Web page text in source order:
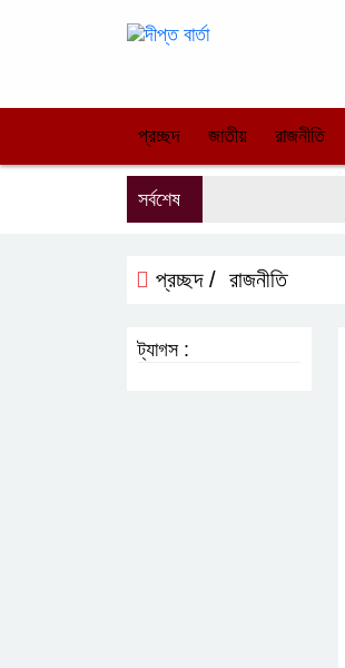
প্রচ্ছদ জাতীয় রাজনীতি
সর্বশেষ
প্রচ্ছদ / রাজনীতি
ট্যাগস :